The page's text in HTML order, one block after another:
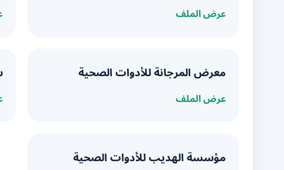
عرض الملف
معرض المرجانة للأدوات الصحية
عرض الملف
مؤسسة الهديب للأدوات الصحية